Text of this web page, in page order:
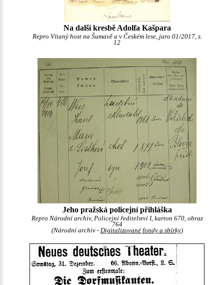
Na další kresbě Adolfa Kašpara
Repro Vítaný host na Šumavě a v Českém lese, jaro 01/2017, s.
12
Jeho pražská policejní přihláška
Repro Národní archiv, Policejní ředitelství I, karton 670, obraz
764
(Národní archiv - Digitalizované fondy a sbírky)